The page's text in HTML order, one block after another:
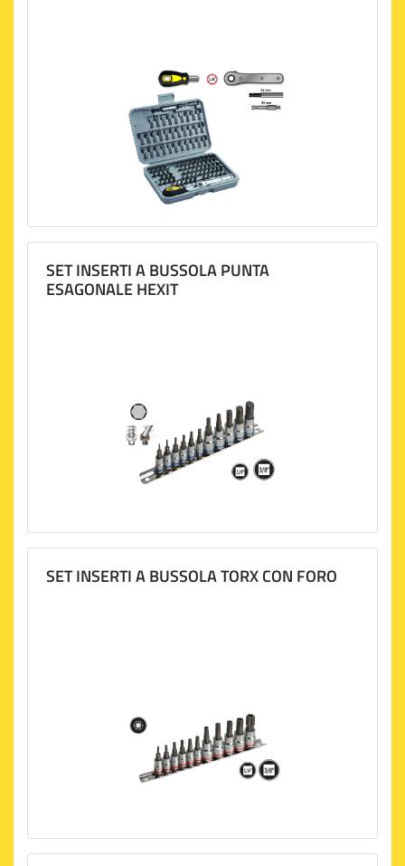
SET INSERTI A BUSSOLA PUNTA
ESAGONALE HEXIT
SET INSERTI A BUSSOLA TORX CON FORO